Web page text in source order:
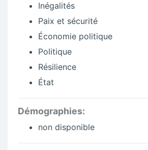
Inégalités
Paix et sécurité
Économie politique
Politique
Résilience
État
Démographies:
non disponible